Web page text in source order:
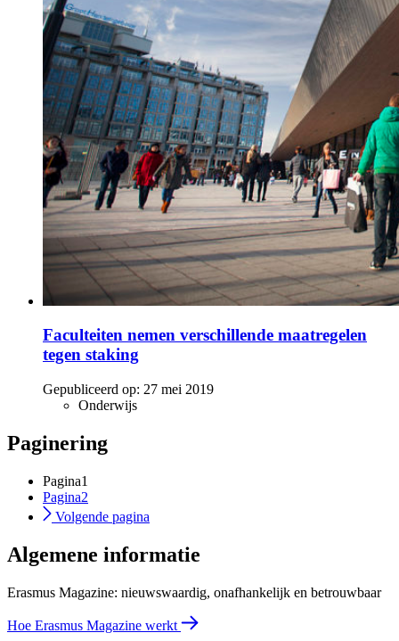
Faculteiten nemen verschillende maatregelen
tegen staking
Gepubliceerd op: 27 mei 2019
Onderwijs
Paginering
Pagina1
Pagina2
Volgende pagina
Algemene informatie
Erasmus Magazine: nieuwswaardig, onafhankelijk en betrouwbaar
Hoe Erasmus Magazine werkt